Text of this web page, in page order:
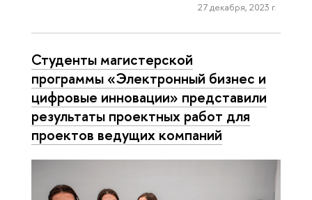
27 декабря, 2023 г.
Студенты магистерской
программы «Электронный бизнес и
цифровые инновации» представили
результаты проектных работ для
проектов ведущих компаний